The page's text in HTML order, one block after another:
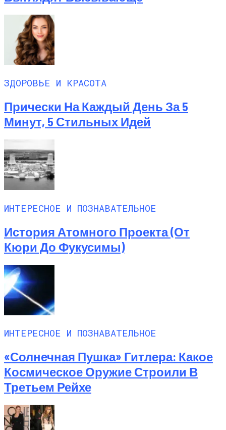
ЗДОРОВЬЕ И КРАСОТА
Прически На Каждый День За 5
Минут, 5 Стильных Идей
ИНТЕРЕСНОЕ И ПОЗНАВАТЕЛЬНОЕ
История Атомного Проекта (от
Кюри До Фукусимы)
ИНТЕРЕСНОЕ И ПОЗНАВАТЕЛЬНОЕ
«Солнечная Пушка» Гитлера: Какое
Космическое Оружие Строили В
Третьем Рейхе